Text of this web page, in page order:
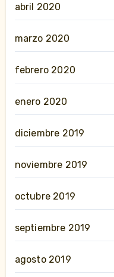
abril 2020
marzo 2020
febrero 2020
enero 2020
diciembre 2019
noviembre 2019
octubre 2019
septiembre 2019
agosto 2019